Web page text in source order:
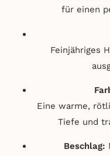
für einen
Feinjähriges
Eine warme,
Tiefe und
Beschlag: